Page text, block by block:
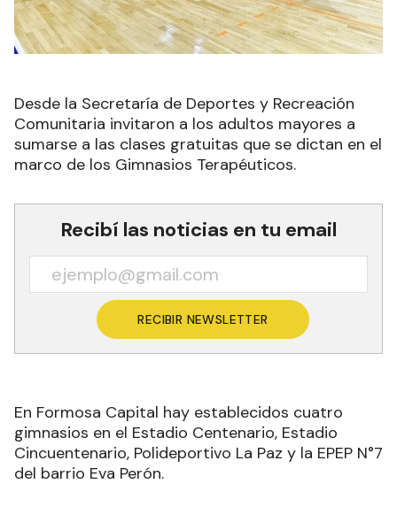
Desde la Secretaría de Deportes y Recreación
Comunitaria invitaron a los adultos mayores a
sumarse a las clases gratuitas que se dictan en el
marco de los Gimnasios Terapéuticos.
Recibí las noticias en tu email
RECIBIR NEWSLETTER
En Formosa Capital hay establecidos cuatro
gimnasios en el Estadio Centenario, Estadio
Cincuentenario, Polideportivo La Paz y la EPEP N°7
del barrio Eva Perón.